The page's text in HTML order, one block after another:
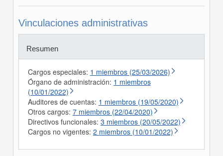
Vinculaciones administrativas
Resumen
Cargos especiales: 1 miembros (25/03/2026)
Órgano de administración: 1 miembros
(10/01/2022)
Auditores de cuentas: 1 miembros (19/05/2020)
Otros cargos: 7 miembros (22/04/2020)
Directivos funcionales: 3 miembros (20/05/2022)
Cargos no vigentes: 2 miembros (10/01/2022)